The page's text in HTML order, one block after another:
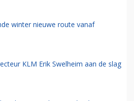
winter nieuwe route vanaf
KLM Erik Swelheim aan de slag